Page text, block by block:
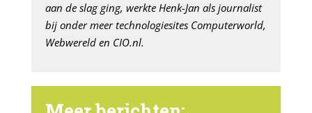
aan de slag ging, werkte Henk-Jan als journalist
bij onder meer technologiesites Computerworld,
Webwereld en CIO.nl.